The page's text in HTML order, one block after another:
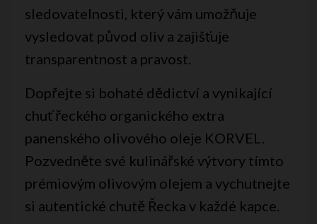
sledovatelnosti, který vám umožňuje
vysledovat původ oliv a zajišťuje
transparentnost a pravost.
Dopřejte si bohaté dědictví a vynikající
chuť řeckého organického extra
panenského olivového oleje KORVEL.
Pozvedněte své kulinářské výtvory tímto
prémiovým olivovým olejem a vychutnejte
si autentické chutě Řecka v každé kapce.